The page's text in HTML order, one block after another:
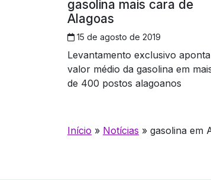
gasolina mais cara de
Alagoas
15 de agosto de 2019
Levantamento exclusivo aponta
valor médio da gasolina em
de 400 postos alagoanos
Início » Notícias » gasolina em